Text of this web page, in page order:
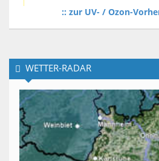
:: zur UV- / Ozon-
WETTER-RADAR